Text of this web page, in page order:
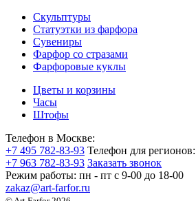
Скульптуры
Статуэтки из фарфора
Сувениры
Фарфор со стразами
Фарфоровые куклы
Цветы и корзины
Часы
Штофы
Телефон в Москве:
+7 495 782-83-93 Телефон для регионов:
+7 963 782-83-93 Заказать звонок
Режим работы: пн - пт c 9-00 до 18-00
zakaz@art-farfor.ru